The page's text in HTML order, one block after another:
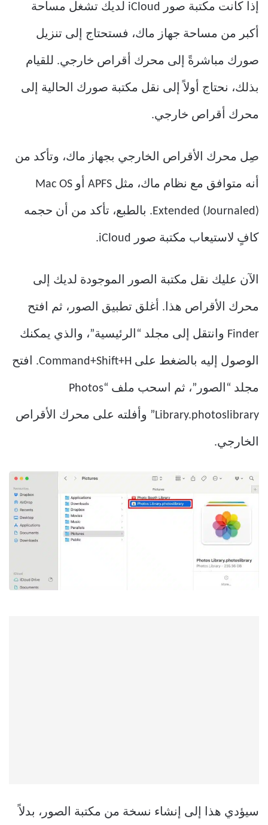
إذا كانت مكتبة صور iCloud لديك تشغل مساحة
أكبر من مساحة جهاز ماك، فستحتاج إلى تنزيل
صورك مباشرةً إلى محرك أقراص خارجي. للقيام
بذلك، نحتاج أولاً إلى نقل مكتبة صورك الحالية إلى
محرك أقراص خارجي.
صِل محرك الأقراص الخارجي بجهاز ماك، وتأكد من
أنه متوافق مع نظام ماك، مثل APFS أو Mac OS
Extended (Journaled). بالطبع، تأكد من أن حجمه
كافٍ لاستيعاب مكتبة صور iCloud.
الآن عليك نقل مكتبة الصور الموجودة لديك إلى
محرك الأقراص هذا. أغلق تطبيق الصور، ثم افتح
Finder وانتقل إلى مجلد “الرئيسية”، والذي يمكنك
الوصول إليه بالضغط على Command+Shift+H. افتح
مجلد “الصور”، ثم اسحب ملف “Photos
Library.photoslibrary” وأفلته على محرك الأقراص
الخارجي.
سيؤدي هذا إلى إنشاء نسخة من مكتبة الصور، بدلاً